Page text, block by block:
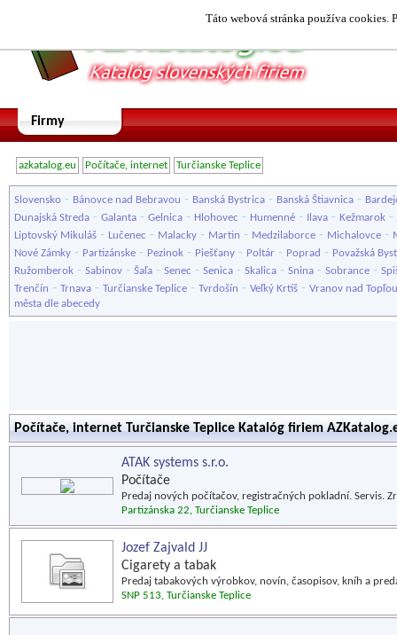
Táto webová stránka používa cookies.
Firmy
azkatalog.eu Počítače, internet Turčianske Teplice
Slovensko - Bánovce nad Bebravou - Banská Bystrica - Banská Štiavnica -
Dunajská Streda - Galanta - Gelnica - Hlohovec - Humenné - Ilava - Kežmarok -
Liptovský Mikuláš - Lučenec - Malacky - Martin - Medzilaborce - Michalovce -
Nové Zámky - Partizánske - Pezinok - Piešťany - Poltár - Poprad - Považská
Ružomberok - Sabinov - Šaľa - Senec - Senica - Skalica - Snina - Sobrance -
Trenčín - Trnava - Turčianske Teplice - Tvrdošín - Veľký Krtíš - Vranov nad Topľou
města dle abecedy
Počítače, internet Turčianske Teplice Katalóg firiem
ATAK systems s.r.o.
Počítače
Predaj nových počítačov, registračných pokladní. Servis.
Partizánska 22, Turčianske Teplice
Jozef Zajvald JJ
Cigarety a tabak
Predaj tabakových výrobkov, novín, časopisov, kníh a
SNP 513, Turčianske Teplice